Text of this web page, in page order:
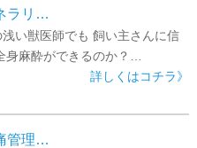
ラリ…
い獣医師でも 飼い主さんに信
身麻酔ができるのか？…
詳しくはコチラ》
管理…